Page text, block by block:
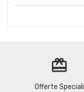
redeem
Offerte Speciali